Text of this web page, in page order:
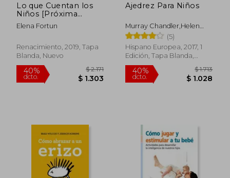
40%
dcto.
40%
dcto.
Lo que Cuentan los
Niños [Próxima
Aparición]
Elena Fortun
Renacimiento, 2019, Tapa
Blanda, Nuevo
Ajedrez Para Niños
Murray Chandler,Helen
Milligan
(5)
Hispano Europea, 2017, 1
Edición, Tapa Blanda,
Nuevo